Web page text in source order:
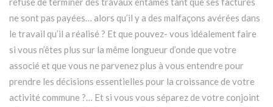
ne sont pas payées… alors qu’il y a des malfaçons avérées dans
le travail qu’il a réalisé ? Et que pouvez- vous idéalement faire
si vous n’êtes plus sur la même longueur d’onde que votre
associé et que vous ne parvenez plus à vous entendre pour
prendre les décisions essentielles pour la croissance de votre
activité commune ?… Et si vous vous séparez de votre conjoint